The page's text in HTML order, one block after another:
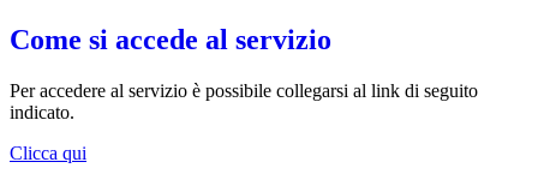
Come si accede al servizio
Per accedere al servizio è possibile collegarsi al link di seguito
indicato.
Clicca qui